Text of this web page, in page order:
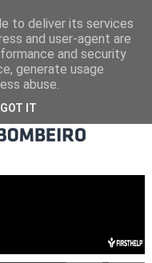
to deliver its services
and user-agent are
and security
generate usage
abuse.
GOT IT